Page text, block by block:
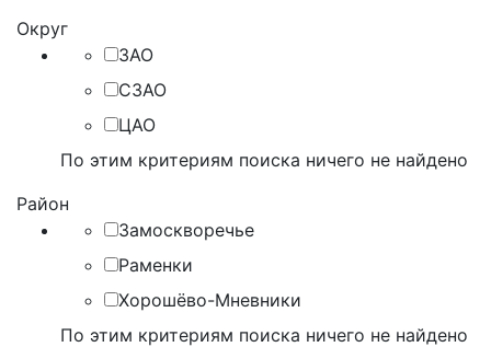
Округ
ЗАО
СЗАО
ЦАО
По этим критериям поиска ничего не найдено
Район
Замоскворечье
Раменки
Хорошёво-Мневники
По этим критериям поиска ничего не найдено